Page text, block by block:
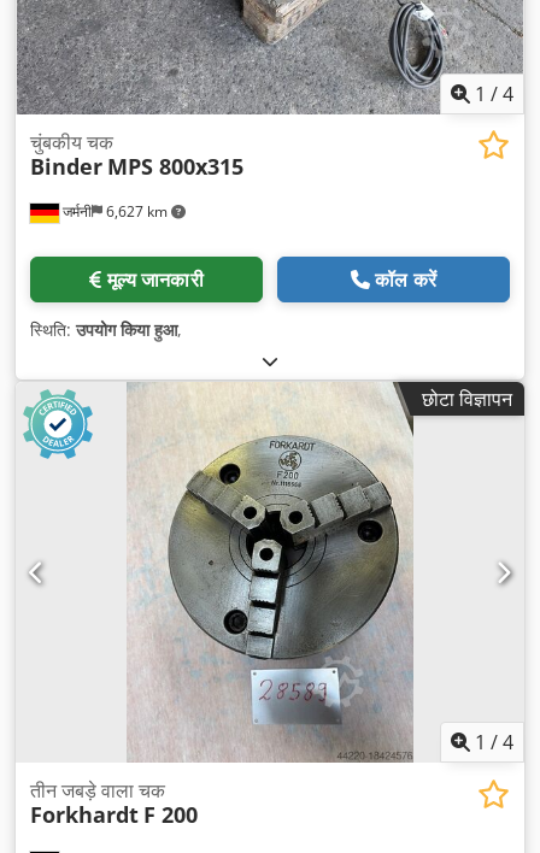
1 /4
जर्मनी 6,627 km
चुंबकीय चक
Binder MPS 800x315
मूल्य जानकारी कॉल करें
स्थिति:उपयोग किया हुआ,
छोटा विज्ञापन
1 /4
तीन जबड़े वाला चक
Forkhardt F 200